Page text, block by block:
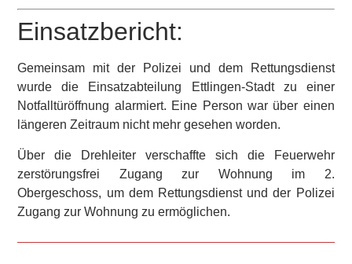
Einsatzbericht:
Gemeinsam mit der Polizei und dem Rettungsdienst
wurde die Einsatzabteilung Ettlingen-Stadt zu einer
Notfalltüröffnung alarmiert. Eine Person war über einen
längeren Zeitraum nicht mehr gesehen worden.
Über die Drehleiter verschaffte sich die Feuerwehr
zerstörungsfrei Zugang zur Wohnung im 2.
Obergeschoss, um dem Rettungsdienst und der Polizei
Zugang zur Wohnung zu ermöglichen.